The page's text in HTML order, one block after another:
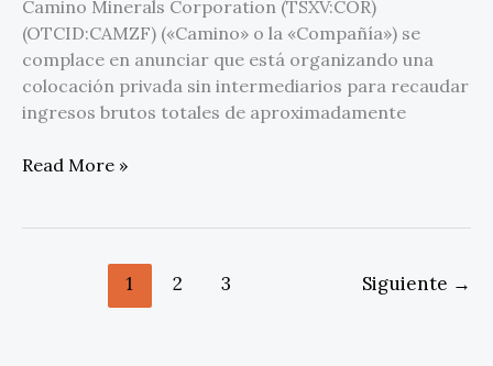
Camino Minerals Corporation (TSXV:COR)
(OTCID:CAMZF) («Camino» o la «Compañía») se
complace en anunciar que está organizando una
colocación privada sin intermediarios para recaudar
ingresos brutos totales de aproximadamente
Read More »
1 2 3 Siguiente →